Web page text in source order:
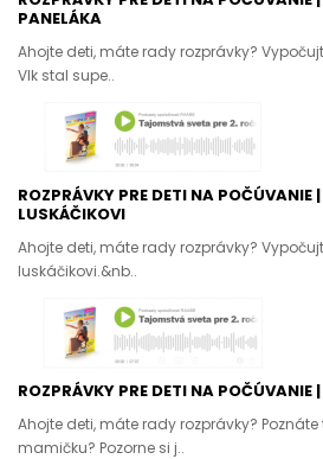
PANELÁKA
Ahojte deti, máte rady rozprávky?
Vlk stal supe..
ROZPRÁVKY PRE DETI NA POČÚVANIE
LUSKÁČIKOVI
Ahojte deti, máte rady rozprávky?
luskáčikovi.&nb..
ROZPRÁVKY PRE DETI NA POČÚVANIE
Ahojte deti, máte rady rozprávky?
mamičku? Pozorne si j..